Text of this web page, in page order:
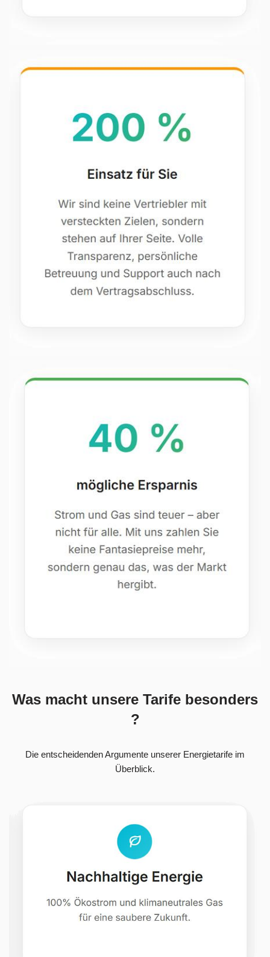
Was macht unsere Tarife besonders
?
Die entscheidenden Argumente unserer Energietarife im
Überblick.